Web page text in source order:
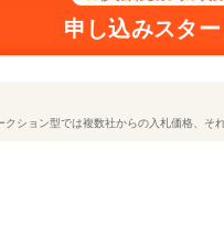
申し込みスター
ション型では複数社からの入札価格、そ